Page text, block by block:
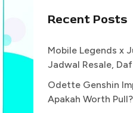
Recent Posts
Mobile Legends x
Jadwal Resale,
Odette Genshin
Apakah Worth Pull?